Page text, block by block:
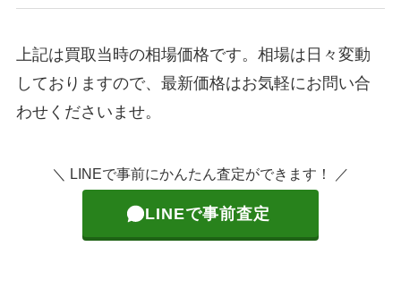
上記は買取当時の相場価格です。相場は日々変動
しておりますので、最新価格はお気軽にお問い合
わせくださいませ。
＼ LINEで事前にかんたん査定ができます！ ／
LINEで事前査定